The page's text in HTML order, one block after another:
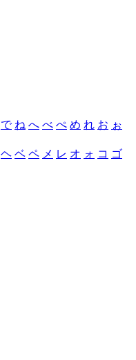
で ね へ べ ぺ め れ お ぉ
ヘ ベ ペ メ レ オ ォ コ ゴ